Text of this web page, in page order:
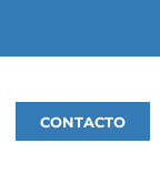
CONTACTO